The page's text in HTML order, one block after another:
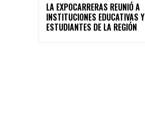
LA EXPOCARRERAS REUNIÓ A
INSTITUCIONES EDUCATIVAS Y
ESTUDIANTES DE LA REGIÓN